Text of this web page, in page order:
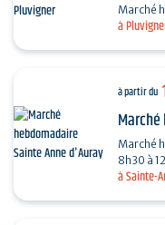
à
à Sainte-
à partir du
Marché
8h30 à